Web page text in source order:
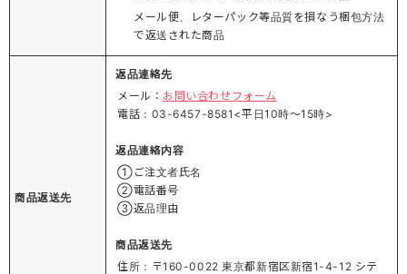
メール便、レターパック等品質を損なう梱包方法
で返送された商品
商品返送先
返品連絡先
メール： お問い合わせフォーム
電話：03-6457-8581<平日10時～15時>
返品連絡内容
①ご注文者氏名
②電話番号
③返品理由
商品返送先
住所：〒160-0022 東京都新宿区新宿1-4-12 シテ